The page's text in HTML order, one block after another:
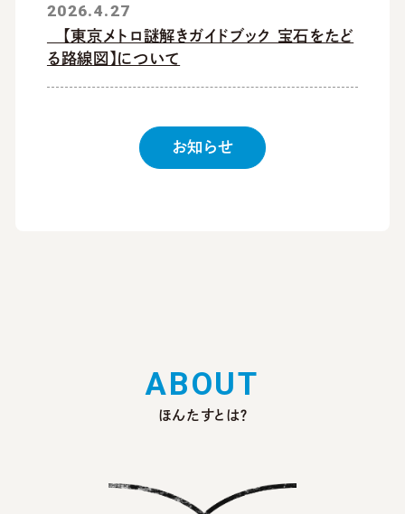
2026.4.27
【東京メトロ謎解きガイドブック 宝石をたど
る路線図】について
お知らせ
ABOUT
ほんたすとは？